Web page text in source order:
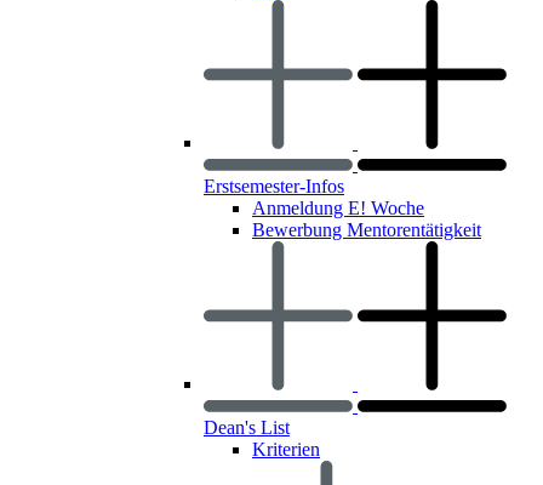
Erstsemester-Infos
Anmeldung E! Woche
Bewerbung Mentorentätigkeit
Dean's List
Kriterien